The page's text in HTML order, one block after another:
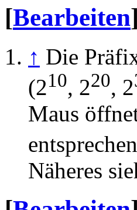
[Bearbeiten]
↑ Die
(210, 220, 2
Maus
Näheres